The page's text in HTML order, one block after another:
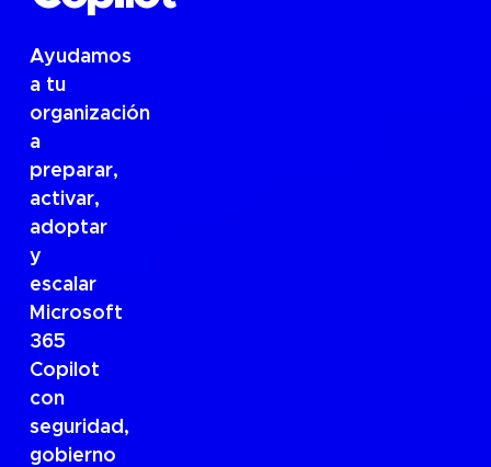
Ayudamos
a tu
organización
a
preparar,
activar,
adoptar
y
escalar
Microsoft
365
Copilot
con
seguridad,
gobierno